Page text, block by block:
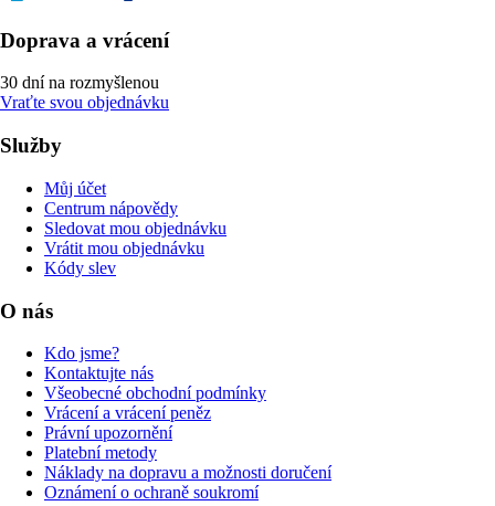
Doprava a vrácení
30 dní na rozmyšlenou
Vraťte svou objednávku
Služby
Můj účet
Centrum nápovědy
Sledovat mou objednávku
Vrátit mou objednávku
Kódy slev
O nás
Kdo jsme?
Kontaktujte nás
Všeobecné obchodní podmínky
Vrácení a vrácení peněz
Právní upozornění
Platební metody
Náklady na dopravu a možnosti doručení
Oznámení o ochraně soukromí